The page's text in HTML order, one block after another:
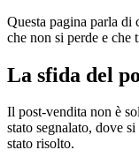
Questa pagina parla di
che non si perde e che
La sfida del
Il post-vendita non è
stato segnalato, dove
stato risolto.